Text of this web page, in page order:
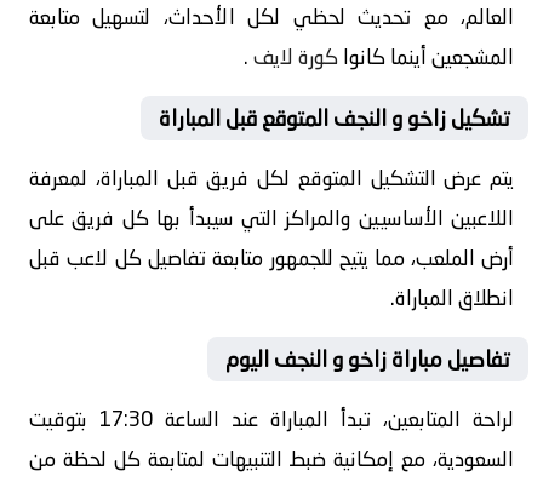
العالم، مع تحديث لحظي لكل الأحداث، لتسهيل متابعة
المشجعين أينما كانواكورة لايف.
تشكيل زاخو و النجف المتوقع قبل المباراة
يتم عرض التشكيل المتوقع لكل فريق قبل المباراة، لمعرفة
اللاعبين الأساسيين والمراكز التي سيبدأ بها كل فريق على
أرض الملعب، مما يتيح للجمهور متابعة تفاصيل كل لاعب قبل
انطلاق المباراة.
تفاصيل مباراة زاخو و النجف اليوم
لراحة المتابعين، تبدأ المباراة عند الساعة 17:30 بتوقيت
السعودية، مع إمكانية ضبط التنبيهات لمتابعة كل لحظة من